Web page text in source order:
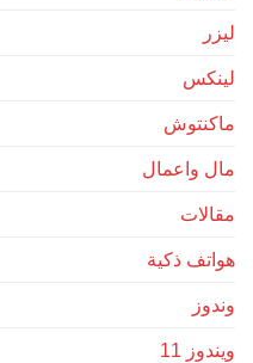
ليزر
لينكس
ماكنتوش
مال واعمال
مقالات
هواتف ذكية
وندوز
ويندوز 11